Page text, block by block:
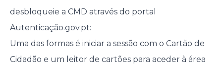
desbloqueie a CMD através do portal
Autenticação.gov.pt:
Uma das formas é iniciar a sessão com o Cartão de
Cidadão e um leitor de cartões para aceder à área